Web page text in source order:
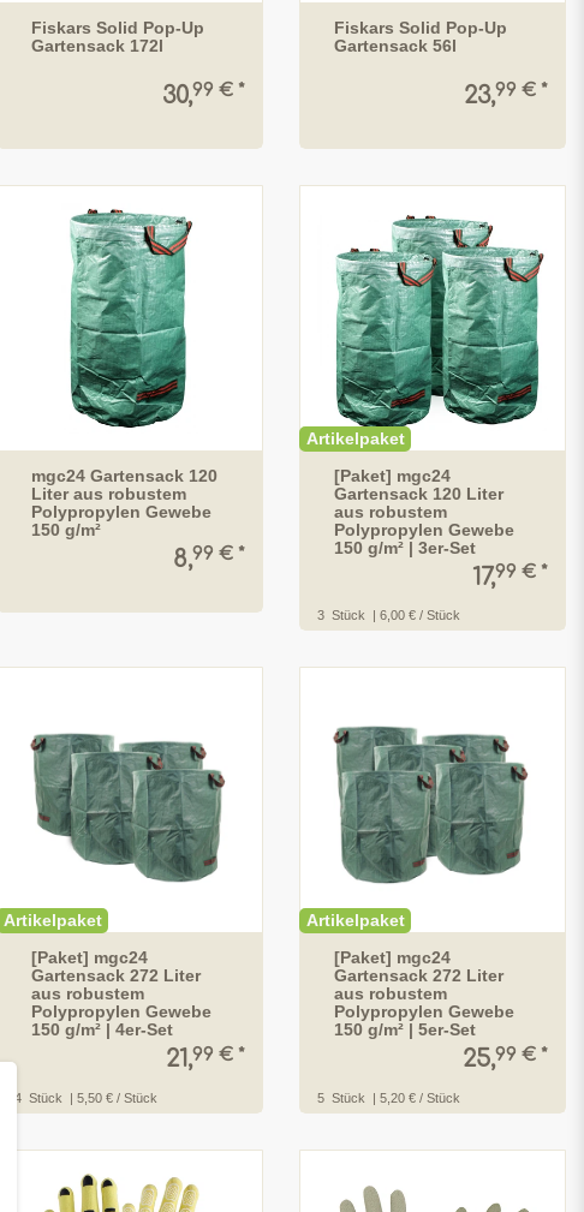
Fiskars Solid Pop-Up
Gartensack 172l
30,99 € *
Fiskars Solid Pop-Up
Gartensack 56l
23,99 € *
mgc24 Gartensack 120
Liter aus robustem
Polypropylen Gewebe
150 g/m²
8,99 € *
Artikelpaket
[Paket] mgc24
Gartensack 120 Liter
aus robustem
Polypropylen Gewebe
150 g/m² | 3er-Set
17,99 € *
3 Stück | 6,00 € / Stück
Artikelpaket
[Paket] mgc24
Gartensack 272 Liter
aus robustem
Polypropylen Gewebe
150 g/m² | 4er-Set
21,99 € *
4 Stück | 5,50 € / Stück
Artikelpaket
[Paket] mgc24
Gartensack 272 Liter
aus robustem
Polypropylen Gewebe
150 g/m² | 5er-Set
25,99 € *
5 Stück | 5,20 € / Stück